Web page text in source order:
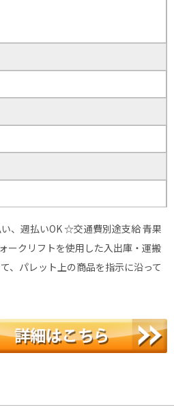
、週払いOK ☆交通費別途支給 青果
ークリフトを使用した入出庫・運搬
、パレット上の商品を指示に沿って